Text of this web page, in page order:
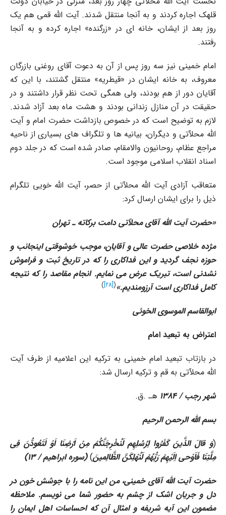
قلهک اجاره کردند و به آنجا منتقل شدند. آیت الله قمى هم یک
روز بعد از ایشان، خانه اى در «زرگنده» اجاره کرده و به آنجا
رفتند.
امام خمینى نیز سه روز پس از آن به دعوت آقاى روغنى بازرگان
معروف، به خانه ایشان در «قیطریه» منتقل گشتند، با این که
آقایان دور از هم بودند، ولى همگى تحت نظر قرار داشتند و در
حقیقت در آن منازل زندانى بودند و هشت ماه بعد آزاد شدند.
لازم به توضیح است که در خصوص بازداشت حضرت امام و آیت
الله محلاّتى و دیگران، بیانیه ها و تلگراف هاى بسیارى از ناحیه
مراجع عظام، روحانیون والامقام، صادر شده است که در جلد دوم
اسناد انقلاب اسلامى موجود است.
متعاقب آزادى آیت الله محلاّتى از حصر، آیت الله خویى تلگرام
ذیل را براى ایشان ارسال کرد:
«حضرت آیت الله آقاى محلاّتى دامت برکاته ـ تهران
مژده خلاصى حضرت عالى و آقایان، موجب خوشوقتى اینجانب و
حوزه نجف گردید و این فداکارى را که در تاریخ ثبت و فراموش
نشدنى است، تبریک عرض مى نمایم. انجام مقاصد را که نتیجه
کامل فداکارى است آرزومندیم.»
(
[28]
)
ابوالقاسم الموسوى الخوئى
اعتراض به تبعید امام
در بازتاب تبعید امام خمینى به ترکیه این اعلامیه از طرف آیت
الله محلاّتى به قم و ترکیه ارسال شد:
شهر رجب / 1384
هـ .ق.
بسم الله الرحمن الرحیم
(وَ قالَ الذَّینَ کَفَرُوا لِرُسُلِهِم لَنُخْرِجَنَّکُمْ مِنْ اَرْضِنَا اَوْ لَتَعُودُّنَ فِى
مِلَّتِنَا فَاَوْحى اِلَیْهِمْ رَبُّهُمْ لَنُهْلِکَنَّ الظَّالِمینَ)
(سوره ابراهیم / 13 )
حضرت آیت الله آقاى خمینى، من این نامه را با جوشش خون در
دل و جریان اشک از چشم به حضور شما مى نویسم. ملاحظه
مضمون این آیه شریفه و امثال آن که احساسات اهل ایمان را